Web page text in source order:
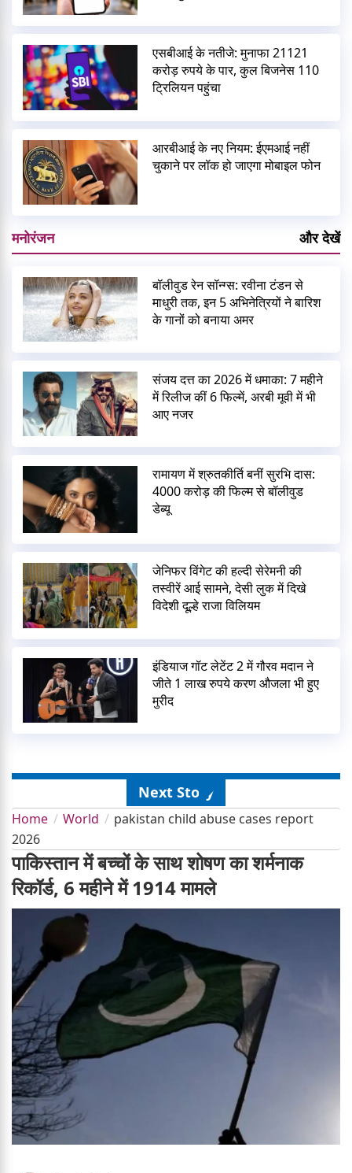
एसबीआई के नतीजे: मुनाफा 21121
करोड़ रुपये के पार, कुल बिजनेस 110
ट्रिलियन पहुंचा
आरबीआई के नए नियम: ईएमआई नहीं
चुकाने पर लॉक हो जाएगा मोबाइल फोन
मनोरंजन और देखें
बॉलीवुड रेन सॉन्ग्स: रवीना टंडन से
माधुरी तक, इन 5 अभिनेत्रियों ने बारिश
के गानों को बनाया अमर
संजय दत्त का 2026 में धमाका: 7 महीने
में रिलीज कीं 6 फिल्में, अरबी मूवी में भी
आए नजर
रामायण में श्रुतकीर्ति बनीं सुरभि दास:
4000 करोड़ की फिल्म से बॉलीवुड
डेब्यू
जेनिफर विंगेट की हल्दी सेरेमनी की
तस्वीरें आई सामने, देसी लुक में दिखे
विदेशी दूल्हे राजा विलियम
इंडियाज गॉट लेटेंट 2 में गौरव मदान ने
जीते 1 लाख रुपये करण औजला भी हुए
मुरीद
Next Story
Home World
pakistan child abuse cases report
2026
पाकिस्तान में बच्चों के साथ शोषण का शर्मनाक
रिकॉर्ड, 6 महीने में 1914 मामले